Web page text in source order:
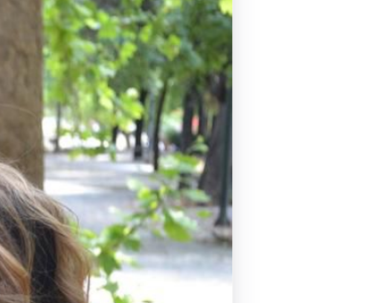
Pilates by Mandy
FACEBOOK N.ΨΥΧΙΚΟΥ
Pilates by Mandy
FACEBOOK N.ΜΑΚΡΗΣ
Pilates by Mandy
FACEBOOK ΚΟΡΥΔΑΛΛΟΥ
Pilates by Mandy
FACEBOOK ΠΕΡΙΣΤΕΡΊΟΥ
Pilates by Mandy
FACEBOOK ΠΕΎΚΗΣ
ΚΑΝΑΛΙ YOUTUBE